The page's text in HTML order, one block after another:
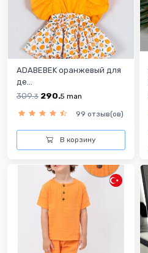
ADABEBEK оранжевый для
де...
309.3 290.5 man
99 отзыв(ов)
В корзину